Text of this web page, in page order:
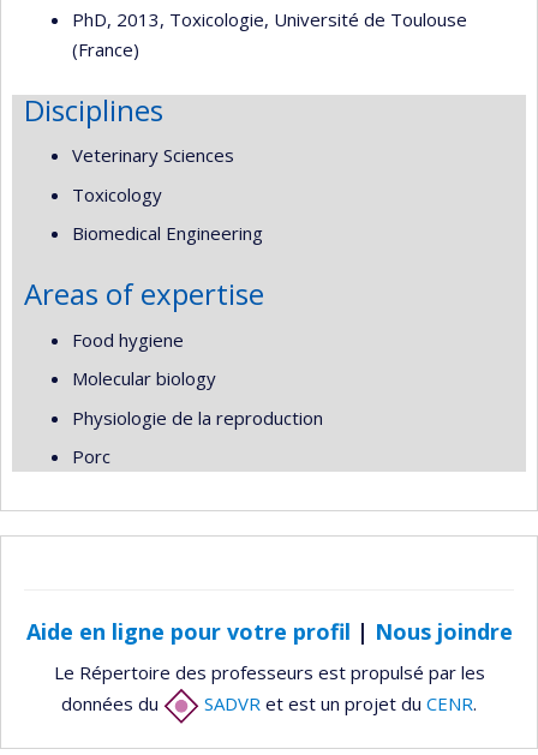
PhD, 2013, Toxicologie, Université de Toulouse
(France)
Disciplines
Veterinary Sciences
Toxicology
Biomedical Engineering
Areas of expertise
Food hygiene
Molecular biology
Physiologie de la reproduction
Porc
Aide en ligne pour votre profil | Nous joindre
Le Répertoire des professeurs est propulsé par les
données du
SADVR et est un projet du CENR.